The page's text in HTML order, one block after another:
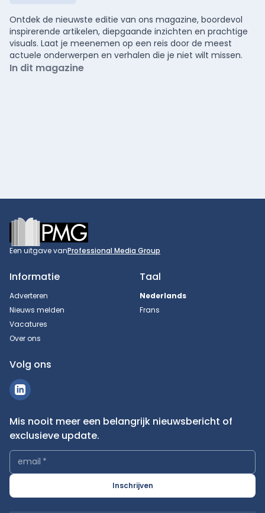
Ontdek de nieuwste editie van ons magazine, boordevol
inspirerende artikelen, diepgaande inzichten en prachtige
visuals. Laat je meenemen op een reis door de meest
actuele onderwerpen en verhalen die je niet wilt missen.
In dit magazine
Footer
Een uitgave vanProfessional Media Group
Informatie
Adverteren
Nieuws melden
Vacatures
Over ons
Taal
Nederlands
Frans
Volg ons
Mis nooit meer een belangrijk nieuwsbericht of
exclusieve update.
email *
Inschrijven